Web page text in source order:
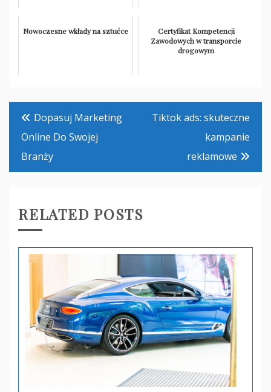
Nowoczesne wkłady na sztućce
Certyfikat Kompetencji
Zawodowych w transporcie
drogowym
Nawigacja
wpisu
Dopasuj Marketing
Online Do Swojej
Branży
Tiktok ads: skuteczne
kampanie
reklamowe
RELATED POSTS